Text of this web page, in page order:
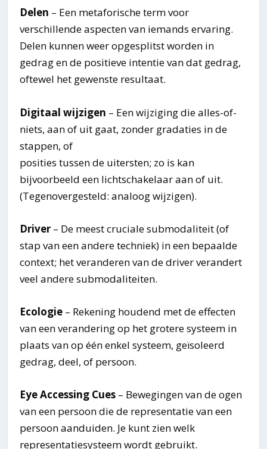
Delen – Een metaforische term voor
verschillende aspecten van iemands ervaring.
Delen kunnen weer opgesplitst worden in
gedrag en de positieve intentie van dat gedrag,
oftewel het gewenste resultaat.
Digitaal wijzigen – Een wijziging die alles-of-
niets, aan of uit gaat, zonder gradaties in de
stappen, of
posities tussen de uitersten; zo is kan
bijvoorbeeld een lichtschakelaar aan of uit.
(Tegenovergesteld: analoog wijzigen).
Driver – De meest cruciale submodaliteit (of
stap van een andere techniek) in een bepaalde
context; het veranderen van de driver verandert
veel andere submodaliteiten.
Ecologie – Rekening houdend met de effecten
van een verandering op het grotere systeem in
plaats van op één enkel systeem, geïsoleerd
gedrag, deel, of persoon.
Eye Accessing Cues – Bewegingen van de ogen
van een persoon die de representatie van een
persoon aanduiden. Je kunt zien welk
representatiesysteem wordt gebruikt.